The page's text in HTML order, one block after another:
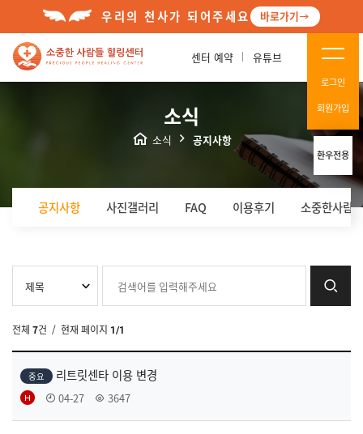
우리의 천사가 되어주세요 바로가기
센터 예약 유튜브
로그인
회원가입
환우전용
소식
소식 공지사항
공지사항 사진갤러리 FAQ 이용후기 소중한사람
전체 7건 / 현재 페이지 1/1
중요 리트릿센타 이용 변경
04-27 3647